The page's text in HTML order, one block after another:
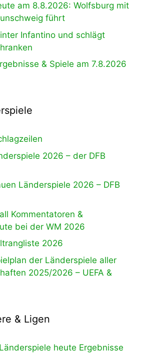
am 8.8.2026: Wolfsburg mit
führt
Infantino und schlägt
& Spiele am 7.8.2026
2026 – der DFB
Länderspiele 2026 – DFB
Kommentatoren &
bei der WM 2026
2026
der Länderspiele aller
2025/2026 – UEFA &
& Ligen
heute Ergebnisse